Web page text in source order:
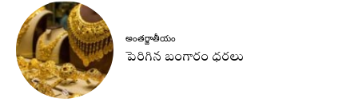
అంతర్జాతీయం
పెరిగిన బంగారం ధరలు